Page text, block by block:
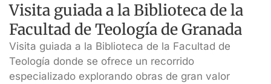
Visita guiada a la Biblioteca de la
Facultad de Teología de Granada
Visita guiada a la Biblioteca de la Facultad de
Teología donde se ofrece un recorrido
especializado explorando obras de gran valor